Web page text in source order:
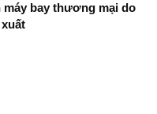
máy bay thương mại do